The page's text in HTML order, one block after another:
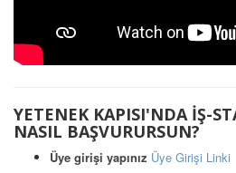
YETENEK KAPISI'NDA İŞ-
NASIL BAŞVURURSUN?
Üye girişi yapınız Üye Girişi Linki